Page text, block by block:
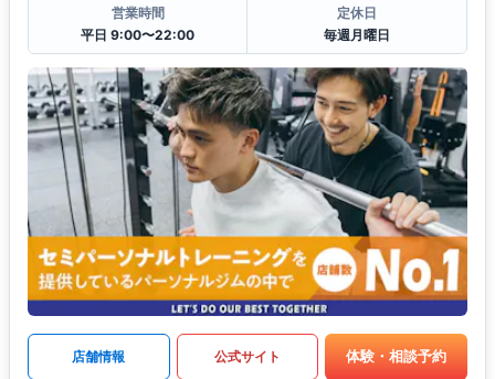
営業時間
平日 9:00〜22:00
定休日
毎週月曜日
店舗情報 公式サイト 体験・相談予約